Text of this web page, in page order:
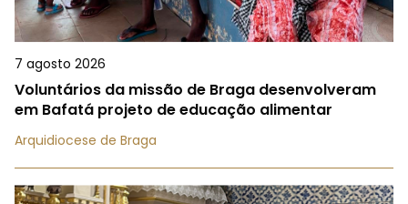
7 agosto 2026
Voluntários da missão de Braga desenvolveram
em Bafatá projeto de educação alimentar
Arquidiocese de Braga